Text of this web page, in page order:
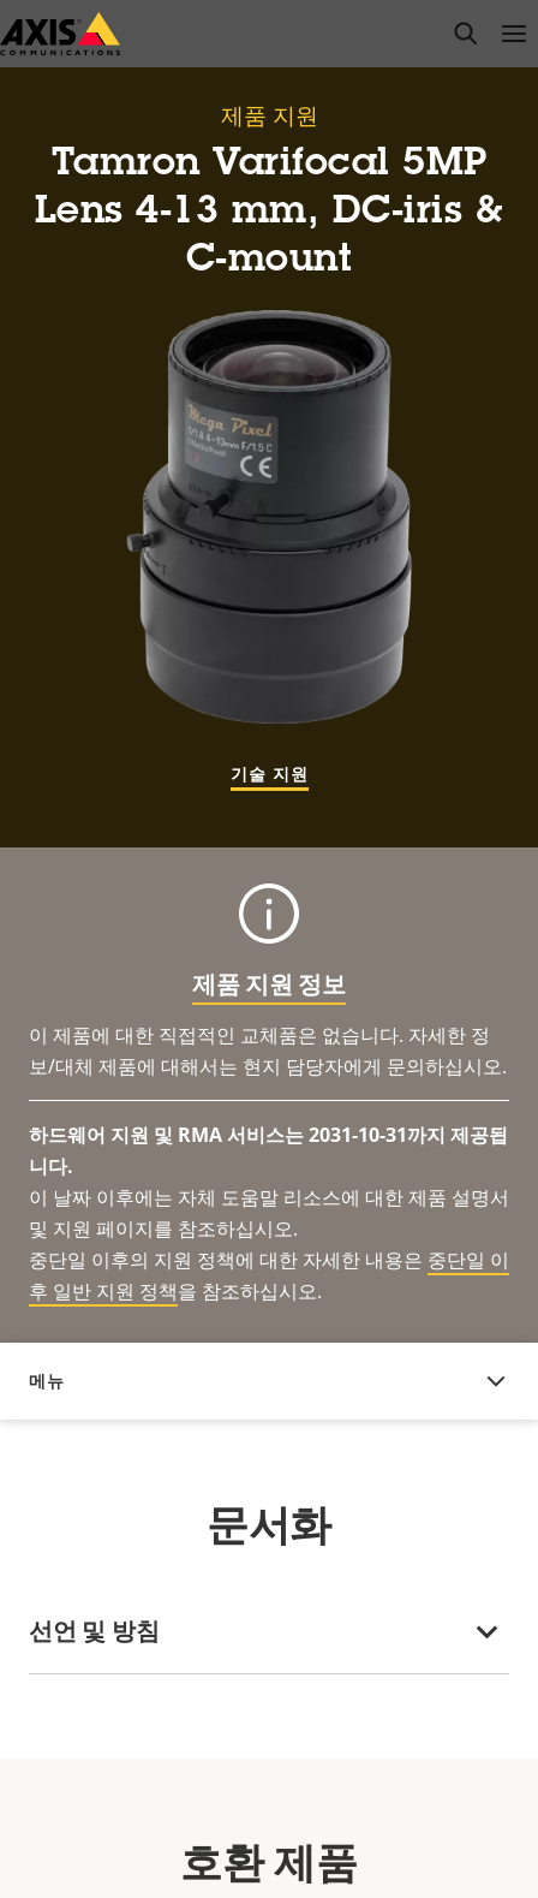
주
요
open
제품 지원
Tamron Varifocal 5MP
Lens 4-13 mm, DC-iris &
C-mount
기술 지원
제품 지원 정보
이 제품에 대한 직접적인 교체품은 없습니다. 자세한 정
보/대체 제품에 대해서는 현지 담당자에게 문의하십시오.
하드웨어 지원 및 RMA 서비스는 2031-10-31까지 제공됩
니다.
이 날짜 이후에는 자체 도움말 리소스에 대한 제품 설명서
및 지원 페이지를 참조하십시오.
중단일 이후의 지원 정책에 대한 자세한 내용은 중단일 이
후 일반 지원 정책을 참조하십시오.
메뉴
문서화
문서화
선언 및 방침
호환 제품